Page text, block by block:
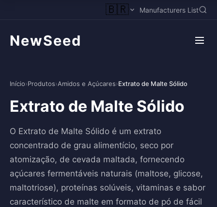
🇧🇷 Manufacturers List
NewSeed
Início›Produtos›Amidos e Açúcares›Extrato de Malte Sólido
Extrato de Malte Sólido
O Extrato de Malte Sólido é um extrato
concentrado de grau alimentício, seco por
atomização, de cevada maltada, fornecendo
açúcares fermentáveis naturais (maltose, glicose,
maltotriose), proteínas solúveis, vitaminas e sabor
característico de malte em formato de pó de fácil